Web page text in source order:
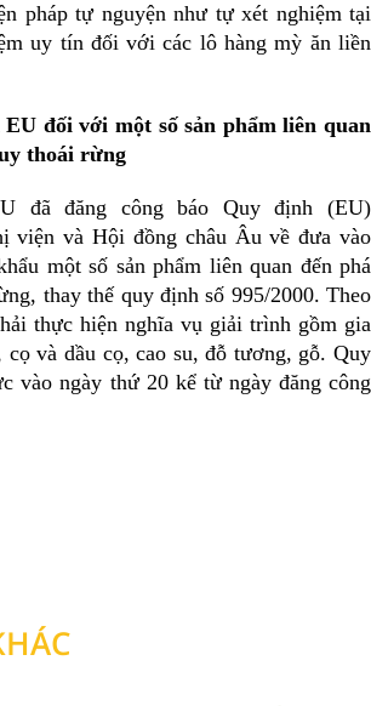
pháp tự nguyện như tự xét nghiệm tại
uy tín đối với các lô hàng mỳ ăn liền
đối với một số sản phẩm liên quan
thoái rừng
đã đăng công báo Quy định (EU)
viện và Hội đồng châu Âu về đưa vào
một số sản phẩm liên quan đến phá
thay thế quy định số 995/2000. Theo
thực hiện nghĩa vụ giải trình gồm gia
cọ và dầu cọ, cao su, đỗ tương, gỗ. Quy
vào ngày thứ 20 kể từ ngày đăng công